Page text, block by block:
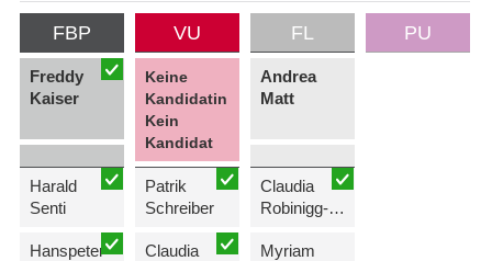
FBP
Freddy
Kaiser
Harald
Senti
Hanspeter
VU
Keine
Kandidatin
Kein
Kandidat
Patrik
Schreiber
Claudia
FL
Andrea
Matt
Claudia
Robinigg-Büchel
Myriam
PU